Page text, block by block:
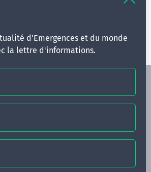
d'Emergences et du monde
la lettre d'informations.
votre requête en élargissant